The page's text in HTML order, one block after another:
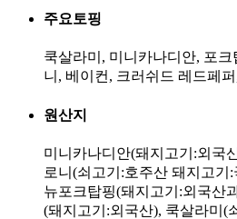
주요토핑
쿡살라미, 미니카나디안, 포
니, 베이컨, 크러쉬드 레드페
원산지
미니카나디안(돼지고기:외국
로니(쇠고기:호주산 돼지고기
뉴포크탑핑(돼지고기:외국산
(돼지고기:외국산), 쿡살라미(